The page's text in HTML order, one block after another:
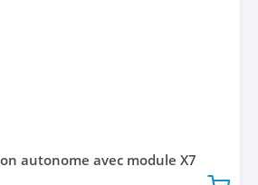
autonome avec module X7